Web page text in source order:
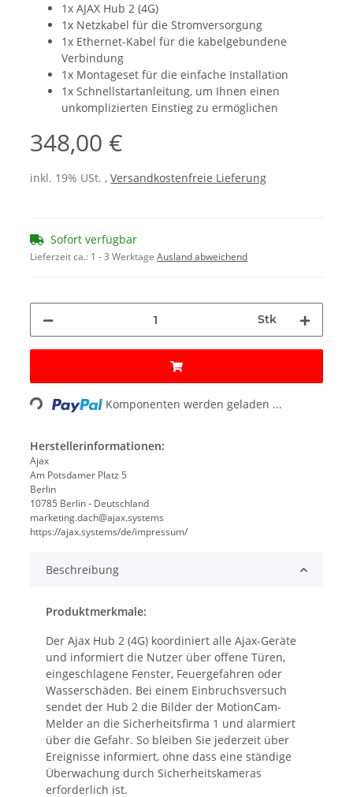
1x AJAX Hub 2 (4G)
1x Netzkabel für die Stromversorgung
1x Ethernet-Kabel für die kabelgebundene
Verbindung
1x Montageset für die einfache Installation
1x Schnellstartanleitung, um Ihnen einen
unkomplizierten Einstieg zu ermöglichen
348,00 €
inkl. 19% USt. ,Versandkostenfreie Lieferung
Sofort verfügbar
Lieferzeit ca.: 1 - 3 WerktageAusland abweichend
Stk
Loading... Komponenten werden geladen ...
Herstellerinformationen:
Ajax
Am Potsdamer Platz 5
Berlin
10785 Berlin - Deutschland
marketing.dach@ajax.systems
https://ajax.systems/de/impressum/
Beschreibung
Produktmerkmale:
Der Ajax Hub 2 (4G) koordiniert alle Ajax-Geräte
und informiert die Nutzer über offene Türen,
eingeschlagene Fenster, Feuergefahren oder
Wasserschäden. Bei einem Einbruchsversuch
sendet der Hub 2 die Bilder der MotionCam-
Melder an die Sicherheitsfirma 1 und alarmiert
über die Gefahr. So bleiben Sie jederzeit über
Ereignisse informiert, ohne dass eine ständige
Überwachung durch Sicherheitskameras
erforderlich ist.